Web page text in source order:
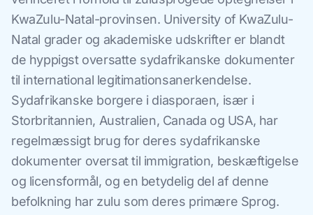
KwaZulu-Natal-provinsen. University of KwaZulu-
Natal grader og akademiske udskrifter er blandt
de hyppigst oversatte sydafrikanske dokumenter
til international legitimationsanerkendelse.
Sydafrikanske borgere i diasporaen, især i
Storbritannien, Australien, Canada og USA, har
regelmæssigt brug for deres sydafrikanske
dokumenter oversat til immigration, beskæftigelse
og licensformål, og en betydelig del af denne
befolkning har zulu som deres primære Sprog.